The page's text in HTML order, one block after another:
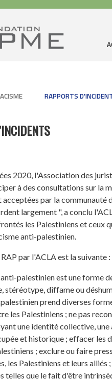
RAPPORTS
2020, l'Association des
à des consultations sur la
par la communauté
largement ", a conclu
les Palestiniens et
anti-palestinien.
par l'ACLA est la suivante :
palestinien est une forme
stéréotype, diffame ou
prend diverses
les Palestiniens ; ne pas
une identité collective,
et historique ; effacer
; exclure ou faire
les Palestiniens et leurs
telles que le fait d'être